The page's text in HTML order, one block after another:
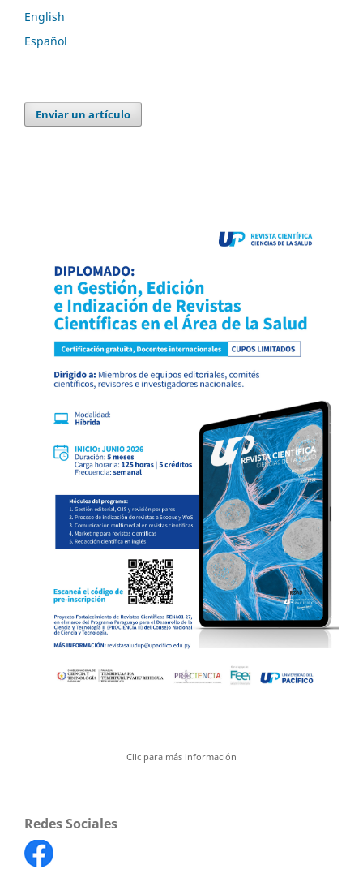
English
Español
Enviar un artículo
Clic para más información
Redes Sociales